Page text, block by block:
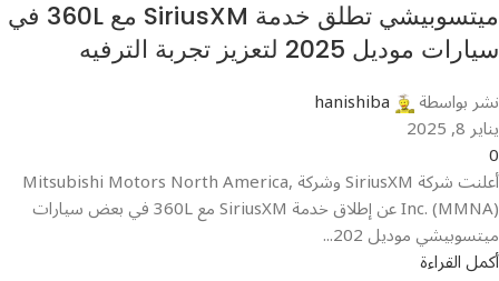
ميتسوبيشي تطلق خدمة SiriusXM مع 360L في
سيارات موديل 2025 لتعزيز تجربة الترفيه
نشر بواسطة hanishiba
يناير 8, 2025
0
أعلنت شركة SiriusXM وشركة Mitsubishi Motors North America,
Inc. (MMNA) عن إطلاق خدمة SiriusXM مع 360L في بعض سيارات
ميتسوبيشي موديل 202...
أكمل القراءة